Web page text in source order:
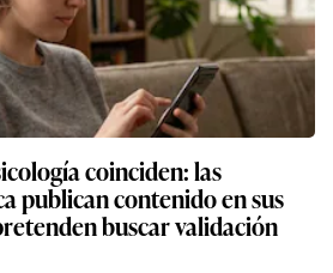
coinciden: las
publican contenido en sus
buscar validación